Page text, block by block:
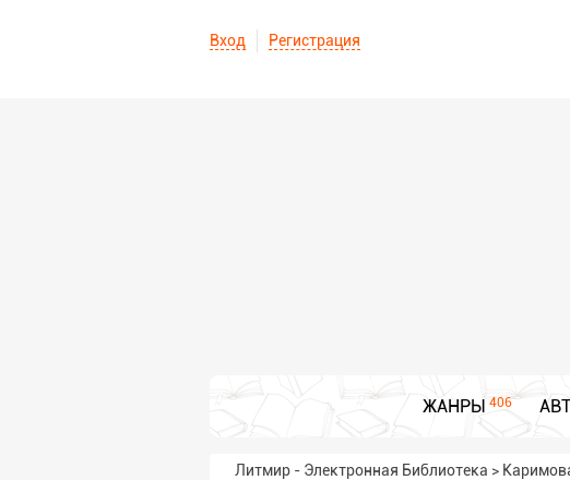
Вход Регистрация
ЖАНРЫ 406
Литмир - Электронная Библиотека >